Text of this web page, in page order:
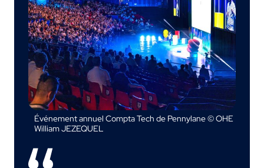
Événement annuel Compta Tech de Pennylane © OHE
William JEZEQUEL